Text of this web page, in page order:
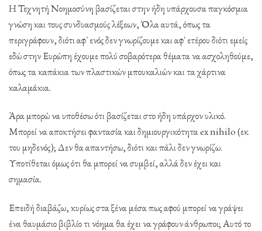
Η Τεχνητή Νοημοσύνη βασίζεται στην ήδη υπάρχουσα παγκόσμια
γνώση και τους συνδυασμούς λέξεων, Όλα αυτά, όπως τα
περιγράφουν, διότι αφ΄ ενός δεν γνωρίζουμε και αφ΄ ετέρου διότι εμείς
εδώ στην Ευρώπη έχουμε πολύ σοβαρότερα θέματα να ασχοληθούμε,
όπως τα καπάκια των πλαστικών μπουκαλιών και τα χάρτινα
καλαμάκια.
Άρα μπορώ να υποθέσω ότι βασίζεται στο ήδη υπάρχον υλικό.
Μπορεί να αποκτήσει φαντασία και δημιουργικότητα ex nihilo (εκ
του μηδενός); Δεν θα απαντήσω, διότι και πάλι δεν γνωρίζω.
Υποτίθεται όμως ότι θα μπορεί να συμβεί, αλλά δεν έχει και
σημασία.
Επειδή διαβάζω, κυρίως στα ξένα μέσα πως αφού μπορεί να γράψει
ένα θαυμάσιο βιβλίο τι νόημα θα έχει να γράφουν άνθρωποι; Αυτό το